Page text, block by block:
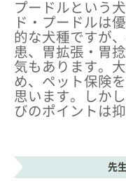
プードルという
ド・プードルは
的な犬種ですが
患、胃拡張・胃
気もあります。
め、ペット保険
思います。しか
びのポイントは
先